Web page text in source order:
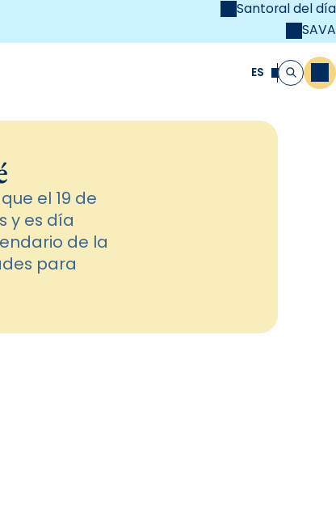
Santoral del día
SAVA
Cristiana ES Buscar
el 19 de
y es día
de la
para